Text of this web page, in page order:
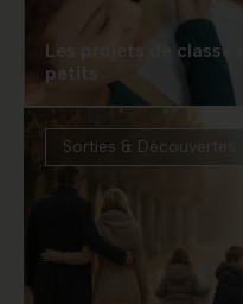
Les projets de
petits
Sorties & Découvertes